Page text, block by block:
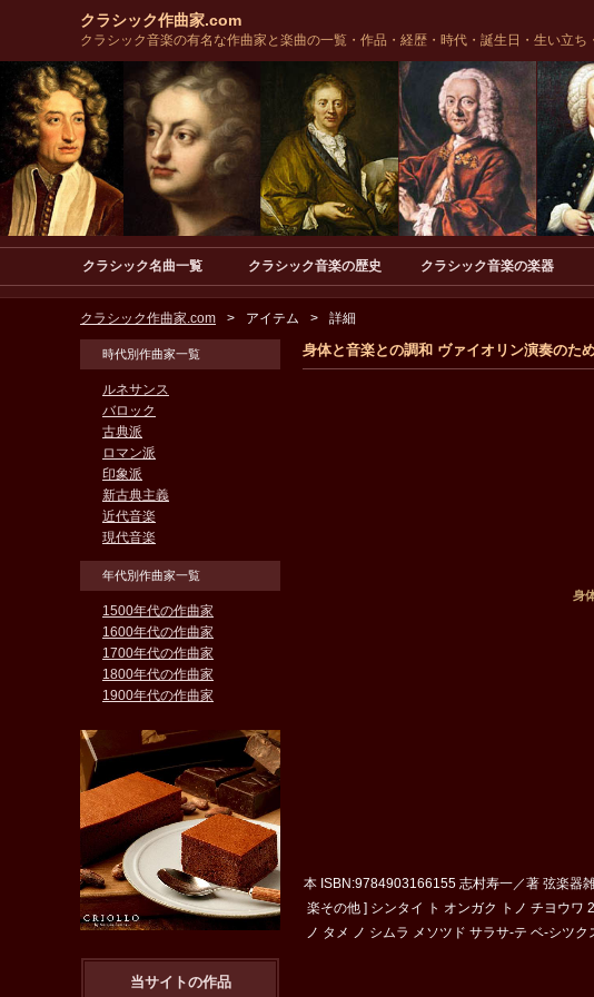
クラシック作曲家.com
クラシック音楽の有名な作曲家と楽曲の一覧・作品・経歴・時代・誕生日・生い立ち
クラシック名曲一覧 クラシック音楽の歴史 クラシック音楽の楽器
クラシック作曲家.com アイテム 詳細
身体と音楽との調和 ヴァイオリン演奏のた
身
本 ISBN:9784903166155 志村寿一／著 弦楽器
楽その他 ] シンタイ ト オンガク トノ チヨウワ
ノ タメ ノ シムラ メソツド サラサ-テ ベ-シツ
時代別作曲家一覧
ルネサンス
バロック
古典派
ロマン派
印象派
新古典主義
近代音楽
現代音楽
年代別作曲家一覧
1500年代の作曲家
1600年代の作曲家
1700年代の作曲家
1800年代の作曲家
1900年代の作曲家
当サイトの作品